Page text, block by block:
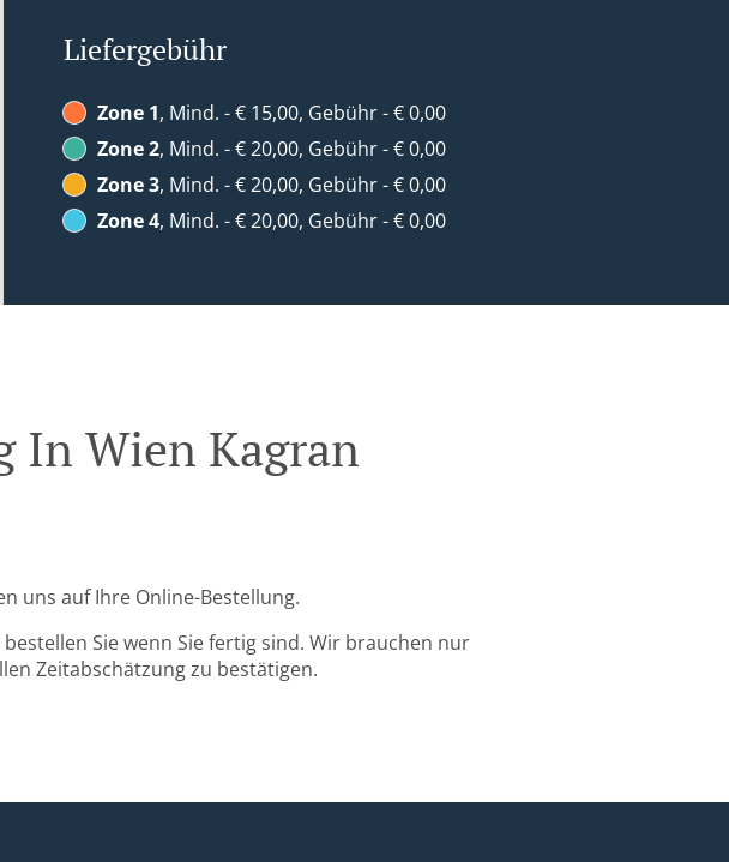
Liefergebühr
Zone 1, Mind. - € 15,00, Gebühr - € 0,00
Zone 2, Mind. - € 20,00, Gebühr - € 0,00
Zone 3, Mind. - € 20,00, Gebühr - € 0,00
Zone 4, Mind. - € 20,00, Gebühr - € 0,00
In Wien Kagran
uns auf Ihre Online-Bestellung.
Sie wenn Sie fertig sind. Wir brauchen nur
Zeitabschätzung zu bestätigen.